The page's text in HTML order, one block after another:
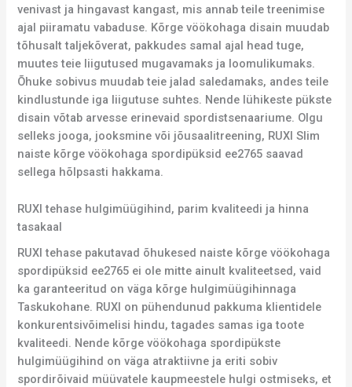
venivast ja hingavast kangast, mis annab teile treenimise
ajal piiramatu vabaduse. Kõrge vöökohaga disain muudab
tõhusalt taljekõverat, pakkudes samal ajal head tuge,
muutes teie liigutused mugavamaks ja loomulikumaks.
Õhuke sobivus muudab teie jalad saledamaks, andes teile
kindlustunde iga liigutuse suhtes. Nende lühikeste pükste
disain võtab arvesse erinevaid spordistsenaariume. Olgu
selleks jooga, jooksmine või jõusaalitreening, RUXI Slim
naiste kõrge vöökohaga spordipüksid ee2765 saavad
sellega hõlpsasti hakkama.
RUXI tehase hulgimüügihind, parim kvaliteedi ja hinna
tasakaal
RUXI tehase pakutavad õhukesed naiste kõrge vöökohaga
spordipüksid ee2765 ei ole mitte ainult kvaliteetsed, vaid
ka garanteeritud on väga kõrge hulgimüügihinnaga
Taskukohane. RUXI on pühendunud pakkuma klientidele
konkurentsivõimelisi hindu, tagades samas iga toote
kvaliteedi. Nende kõrge vöökohaga spordipükste
hulgimüügihind on väga atraktiivne ja eriti sobiv
spordirõivaid müüvatele kaupmeestele hulgi ostmiseks, et